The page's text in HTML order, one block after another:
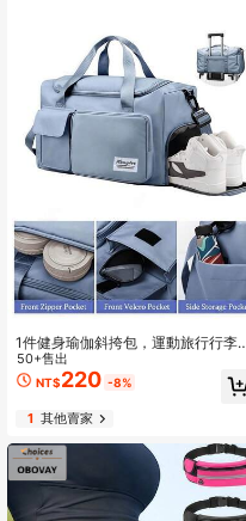
1件健身瑜伽斜挎包，運動旅行行李
袋，附鞋子隔層與乾濕分離口袋，米
色耐磨材質，輕量週末過夜手提包，
適用訓練與游泳
50+售出
NT$220 -8%
1其他賣家